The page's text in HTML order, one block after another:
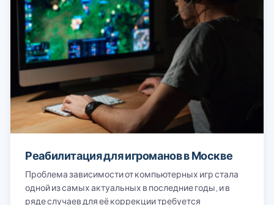
Реабилитация для игроманов в Москве
Проблема зависимости от компьютерных игр стала
одной из самых актуальных в последние годы, и в
ряде случаев для её коррекции требуется